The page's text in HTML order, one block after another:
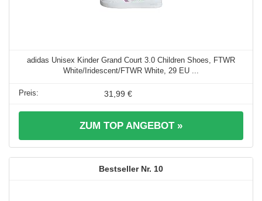
adidas Unisex Kinder Grand Court 3.0 Children Shoes, FTWR
White/Iridescent/FTWR White, 29 EU ...
31,99 €
ZUM TOP ANGEBOT »
10